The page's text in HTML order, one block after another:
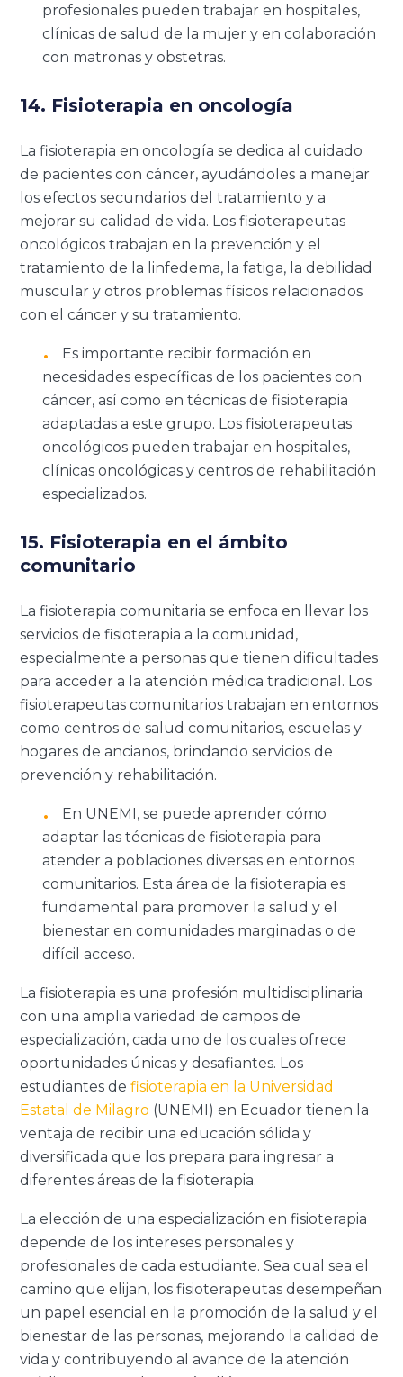
profesionales pueden trabajar en hospitales,
clínicas de salud de la mujer y en colaboración
con matronas y obstetras.
14. Fisioterapia en oncología
La fisioterapia en oncología se dedica al cuidado
de pacientes con cáncer, ayudándoles a manejar
los efectos secundarios del tratamiento y a
mejorar su calidad de vida. Los fisioterapeutas
oncológicos trabajan en la prevención y el
tratamiento de la linfedema, la fatiga, la debilidad
muscular y otros problemas físicos relacionados
con el cáncer y su tratamiento.
Es importante recibir formación en
necesidades específicas de los pacientes con
cáncer, así como en técnicas de fisioterapia
adaptadas a este grupo. Los fisioterapeutas
oncológicos pueden trabajar en hospitales,
clínicas oncológicas y centros de rehabilitación
especializados.
15. Fisioterapia en el ámbito
comunitario
La fisioterapia comunitaria se enfoca en llevar los
servicios de fisioterapia a la comunidad,
especialmente a personas que tienen dificultades
para acceder a la atención médica tradicional. Los
fisioterapeutas comunitarios trabajan en entornos
como centros de salud comunitarios, escuelas y
hogares de ancianos, brindando servicios de
prevención y rehabilitación.
En UNEMI, se puede aprender cómo
adaptar las técnicas de fisioterapia para
atender a poblaciones diversas en entornos
comunitarios. Esta área de la fisioterapia es
fundamental para promover la salud y el
bienestar en comunidades marginadas o de
difícil acceso.
La fisioterapia es una profesión multidisciplinaria
con una amplia variedad de campos de
especialización, cada uno de los cuales ofrece
oportunidades únicas y desafiantes. Los
estudiantes de fisioterapia en la Universidad
Estatal de Milagro (UNEMI) en Ecuador tienen la
ventaja de recibir una educación sólida y
diversificada que los prepara para ingresar a
diferentes áreas de la fisioterapia.
La elección de una especialización en fisioterapia
depende de los intereses personales y
profesionales de cada estudiante. Sea cual sea el
camino que elijan, los fisioterapeutas desempeñan
un papel esencial en la promoción de la salud y el
bienestar de las personas, mejorando la calidad de
vida y contribuyendo al avance de la atención